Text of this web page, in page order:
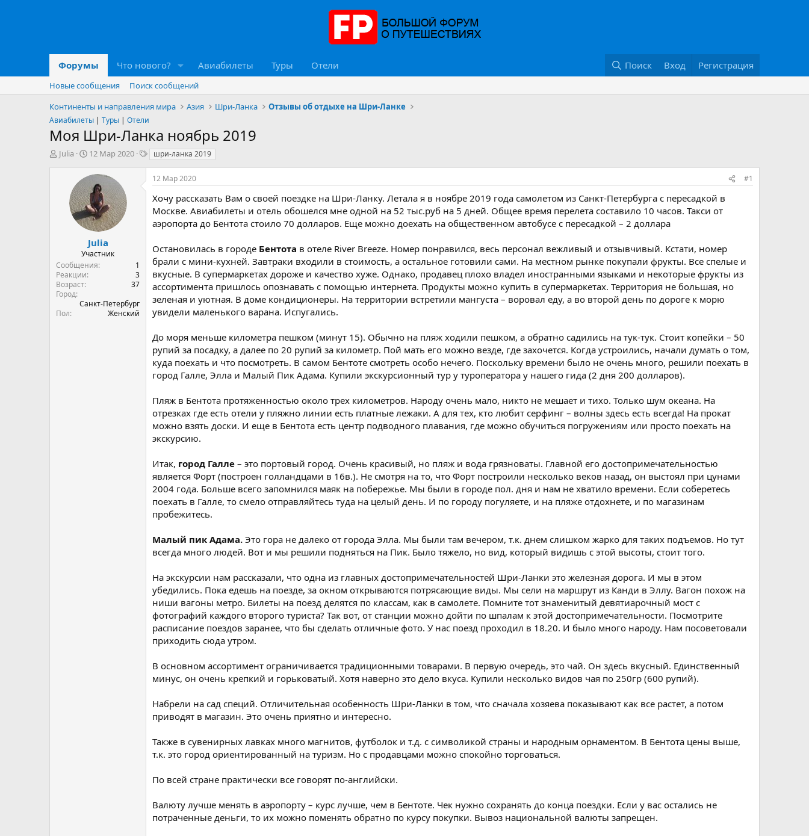
Форумы Что нового? Авиабилеты Туры Отели Поиск Вход Регистрация
Новые сообщения
Поиск сообщений
Континенты и направления мира
Азия Шри-Ланка Отзывы об отдыхе на Шри-Ланке
Авиабилеты | Туры | Отели
Моя Шри-Ланка ноябрь 2019
А
Julia
Д
т
а
н
а
ч
а
л
а
12 Мар 2020
Т
и
шри-ланка 2019
Julia
Участник
Сообщения
1
Реакции
3
Возраст
37
Город
Санкт-Петербург
Пол
Женский
12 Мар 2020 #1
Хочу рассказать Вам о своей поездке на Шри-Ланку. Летала я в ноябре 2019 года самолетом из Санкт-Петербурга с пересадкой в
Москве. Авиабилеты и отель обошелся мне одной на 52 тыс.руб на 5 дней. Общее время перелета составило 10 часов. Такси от
аэропорта до Бентота стоило 70 долларов. Еще можно доехать на общественном автобусе с пересадкой – 2 доллара
Остановилась в городе Бентота в отеле River Breeze. Номер понравился, весь персонал вежливый и отзывчивый. Кстати, номер
брали с мини-кухней. Завтраки входили в стоимость, а остальное готовили сами. На местном рынке покупали фрукты. Все спелые и
вкусные. В супермаркетах дороже и качество хуже. Однако, продавец плохо владел иностранными языками и некоторые фрукты из
ассортимента пришлось опознавать с помощью интернета. Продукты можно купить в супермаркетах. Территория не большая, но
зеленая и уютная. В доме кондиционеры. На территории встретили мангуста – воровал еду, а во второй день по дороге к морю
увидели маленького варана. Испугались.
До моря меньше километра пешком (минут 15). Обычно на пляж ходили пешком, а обратно садились на тук-тук. Стоит копейки – 50
рупий за посадку, а далее по 20 рупий за километр. Пой мать его можно везде, где захочется. Когда устроились, начали думать о том,
куда поехать и что посмотреть. В самом Бентоте смотреть особо нечего. Поскольку времени было не очень много, решили поехать в
город Галле, Элла и Малый Пик Адама. Купили экскурсионный тур у туроператора у нашего гида (2 дня 200 долларов).
Пляж в Бентота протяженностью около трех километров. Народу очень мало, никто не мешает и тихо. Только шум океана. На
отрезках где есть отели у пляжно линии есть платные лежаки. А для тех, кто любит серфинг – волны здесь есть всегда! На прокат
можно взять доски. И еще в Бентота есть центр подводного плавания, где можно обучиться погружениям или просто поехать на
экскурсию.
Итак, город Галле – это портовый город. Очень красивый, но пляж и вода грязноваты. Главной его достопримечательностью
является Форт (построен голландцами в 16в.). Не смотря на то, что Форт построили несколько веков назад, он выстоял при цунами
2004 года. Больше всего запомнился маяк на побережье. Мы были в городе пол. дня и нам не хватило времени. Если соберетесь
поехать в Галле, то смело отправляйтесь туда на целый день. И по городу погуляете, и на пляже отдохнете, и по магазинам
пробежитесь.
Малый пик Адама. Это гора не далеко от города Элла. Мы были там вечером, т.к. днем слишком жарко для таких подъемов. Но тут
всегда много людей. Вот и мы решили подняться на Пик. Было тяжело, но вид, который видишь с этой высоты, стоит того.
На экскурсии нам рассказали, что одна из главных достопримечательностей Шри-Ланки это железная дорога. И мы в этом
убедились. Пока едешь на поезде, за окном открываются потрясающие виды. Мы сели на маршрут из Канди в Эллу. Вагон похож на
ниши вагоны метро. Билеты на поезд делятся по классам, как в самолете. Помните тот знаменитый девятиарочный мост с
фотографий каждого второго туриста? Так вот, от станции можно дойти по шпалам к этой достопримечательности. Посмотрите
расписание поездов заранее, что бы сделать отличные фото. У нас поезд проходил в 18.20. И было много народу. Нам посоветовали
приходить сюда утром.
В основном ассортимент ограничивается традиционными товарами. В первую очередь, это чай. Он здесь вкусный. Единственный
минус, он очень крепкий и горьковатый. Хотя наверно это дело вкуса. Купили несколько видов чая по 250гр (600 рупий).
Набрели на сад специй. Отличительная особенность Шри-Ланки в том, что сначала хозяева показывают как все растет, а потом
приводят в магазин. Это очень приятно и интересно.
Также в сувенирных лавках много магнитов, футболок и т.д. с символикой страны и народным орнаментом. В Бентота цены выше,
т.к. это город ориентированный на туризм. Но с продавцами можно спокойно торговаться.
По всей стране практически все говорят по-английски.
Валюту лучше менять в аэропорту – курс лучше, чем в Бентоте. Чек нужно сохранять до конца поездки. Если у вас остались не
потраченные деньги, то их можно поменять обратно по курсу покупки. Вывоз национальной валюты запрещен.